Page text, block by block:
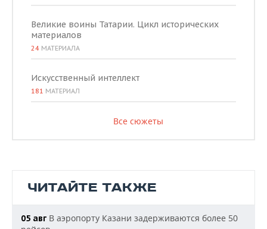
Великие воины Татарии. Цикл исторических
материалов
24 МАТЕРИАЛА
Искусственный интеллект
181 МАТЕРИАЛ
Все сюжеты
ЧИТАЙТЕ ТАКЖЕ
05 авг В аэропорту Казани задерживаются более 50